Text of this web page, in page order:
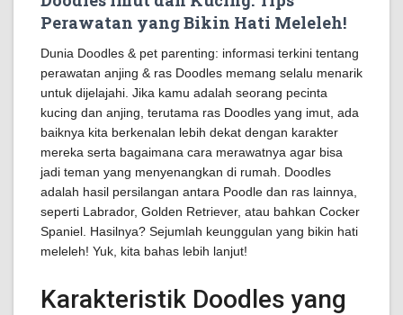
Perawatan yang Bikin Hati Meleleh!
Dunia Doodles & pet parenting: informasi terkini tentang
perawatan anjing & ras Doodles memang selalu menarik
untuk dijelajahi. Jika kamu adalah seorang pecinta
kucing dan anjing, terutama ras Doodles yang imut, ada
baiknya kita berkenalan lebih dekat dengan karakter
mereka serta bagaimana cara merawatnya agar bisa
jadi teman yang menyenangkan di rumah. Doodles
adalah hasil persilangan antara Poodle dan ras lainnya,
seperti Labrador, Golden Retriever, atau bahkan Cocker
Spaniel. Hasilnya? Sejumlah keunggulan yang bikin hati
meleleh! Yuk, kita bahas lebih lanjut!
Karakteristik Doodles yang